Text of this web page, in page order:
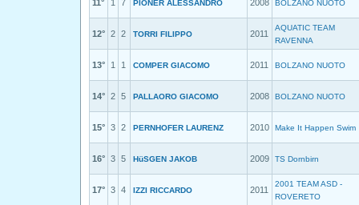
11° 1 7 PIONER ALESSANDRO 2008 BOLZANO NUOTO
12° 2 2 TORRI FILIPPO 2011
AQUATIC TEAM
RAVENNA
13° 1 1 COMPER GIACOMO 2011 BOLZANO NUOTO
14° 2 5 PALLAORO GIACOMO 2008 BOLZANO NUOTO
15° 3 2 PERNHOFER LAURENZ 2010 Make It Happen Swim
16° 3 5 HüSGEN JAKOB 2009 TS Dornbirn
17° 3 4 IZZI RICCARDO 2011
2001 TEAM ASD -
ROVERETO